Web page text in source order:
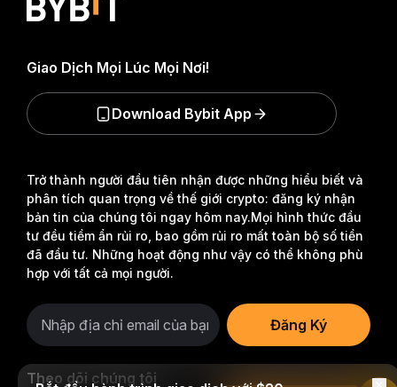
Trở thành người đầu tiên nhận được những hiểu biết và
phân tích quan trọng về thế giới crypto: đăng ký nhận
bản tin của chúng tôi ngay hôm nay.Mọi hình thức đầu
tư đều tiềm ẩn rủi ro, bao gồm rủi ro mất toàn bộ số tiền
đã đầu tư. Những hoạt động như vậy có thể không phù
hợp với tất cả mọi người.
Đăng Ký
Theo dõi chúng tôi
Giao Dịch Mọi Lúc Mọi Nơi!
Download Bybit App